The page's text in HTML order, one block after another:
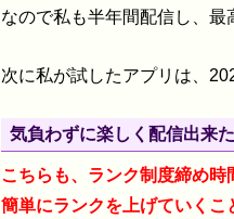
なので私も半年間配信し、最
次に私が試したアプリは、
気負わずに楽しく配信出来
こちらも、ランク制度締め時
簡単にランクを上げていくこ